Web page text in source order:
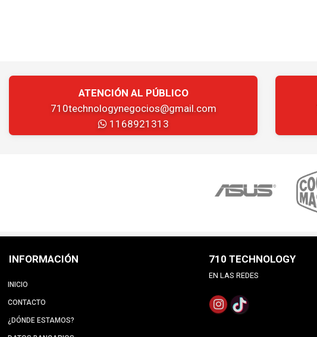
ATENCIÓN AL PÚBLICO
710technologynegocios@gmail.com
1168921313
INFORMACIÓN
INICIO
CONTACTO
¿DÓNDE ESTAMOS?
710 TECHNOLOGY
EN LAS REDES